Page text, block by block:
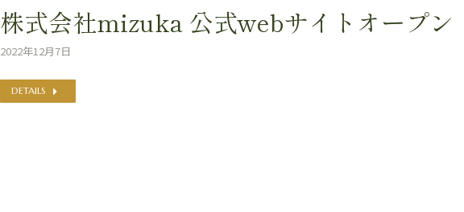
株式会社mizuka 公式webサイトオープン
2022年12月7日
DETAILS